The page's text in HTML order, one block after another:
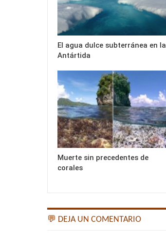
El agua dulce subterránea en la
Antártida
Muerte sin precedentes de
corales
💬 DEJA UN COMENTARIO